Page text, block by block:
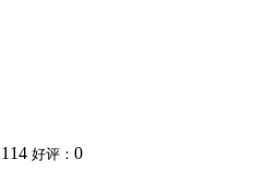
114 好评： 0